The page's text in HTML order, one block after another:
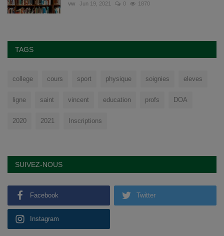
vw Jun 19, 2021 0 1870
TAGS
college cours sport physique soignies eleves
ligne saint vincent education profs DOA
2020 2021 Inscriptions
SUIVEZ-NOUS
Facebook Twitter
Instagram